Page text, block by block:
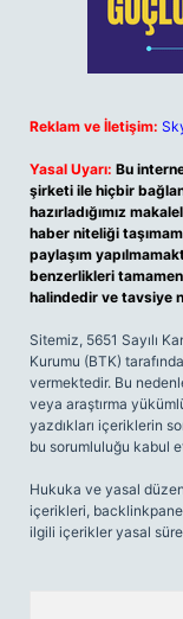
Reklam ve İletişim:
Yasal Uyarı: Bu
şirketi ile hiçbir
hazırladığımız
haber niteliği
paylaşım
benzerlikleri
halindedir ve tavsiye
Sitemiz, 5651 Sayılı
Kurumu (BTK)
vermektedir. Bu
veya araştırma
yazdıkları içeriklerin
bu sorumluluğu kabul
Hukuka ve yasal
içerikleri,
ilgili içerikler yasal